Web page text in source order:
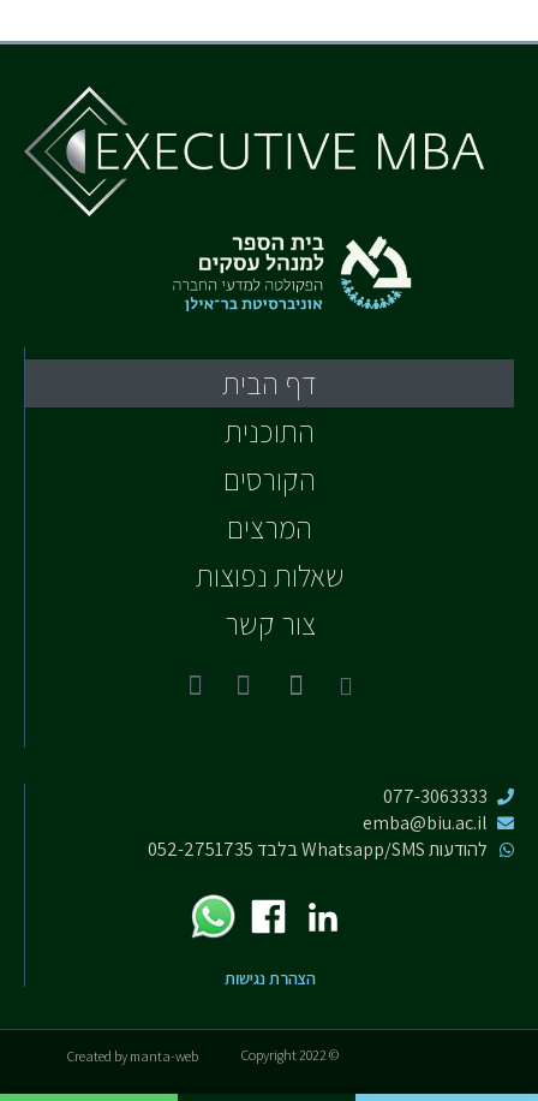
077-3063333
emba@biu.ac.il
להודעות Whatsapp/SMS בלבד 052-2751735
הצהרת נגישות
דף הבית
התוכנית
הקורסים
המרצים
שאלות נפוצות
צור קשר
© Copyright 2022
Created by manta-web